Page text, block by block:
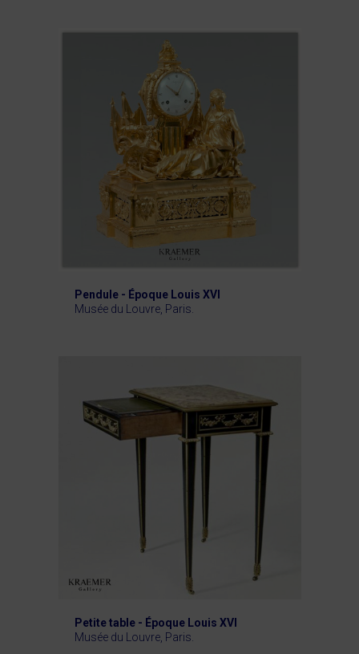
Pendule - Époque Louis XVI
Musée du Louvre, Paris.
Petite table - Époque Louis XVI
Musée du Louvre, Paris.